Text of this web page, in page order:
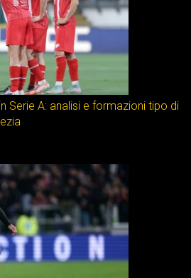
Serie A: analisi e formazioni tipo di